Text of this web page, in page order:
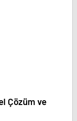
Çözüm ve